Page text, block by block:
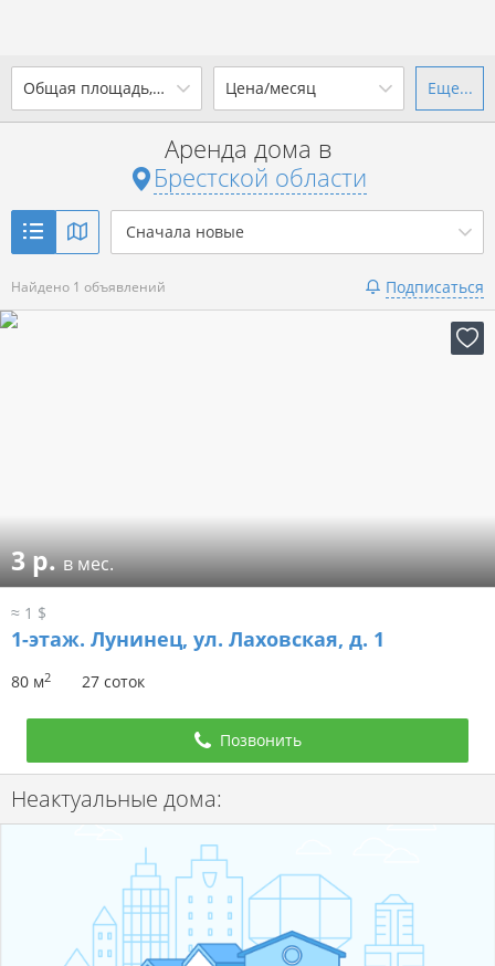
Общая площадь, м
до
Показать 1 объявление
Цена/месяц
от до
р. за всё
Показать 1 объявление
Еще...
Аренда дома в
Брестской области
Сначала новые
Найдено 1 объявлений Подписаться
3 р.в мес.
≈ 1 $
1-этаж. Лунинец, ул. Лаховская, д. 1
80 м2 27 соток
Позвонить
Неактуальные дома:
Ваш город -state Брестская
Да Выбрать город